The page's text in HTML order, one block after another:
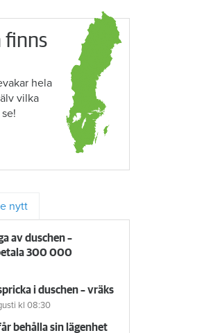
finns
hela
vilka
nytt
av duschen –
300 000
i duschen – vräks
kl 08:30
behålla sin lägenhet